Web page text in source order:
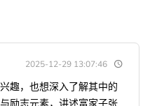
2025-12-29 13:07:46
趣，也想深入了解其中的